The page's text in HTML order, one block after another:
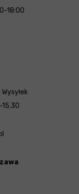
18:00
15.30